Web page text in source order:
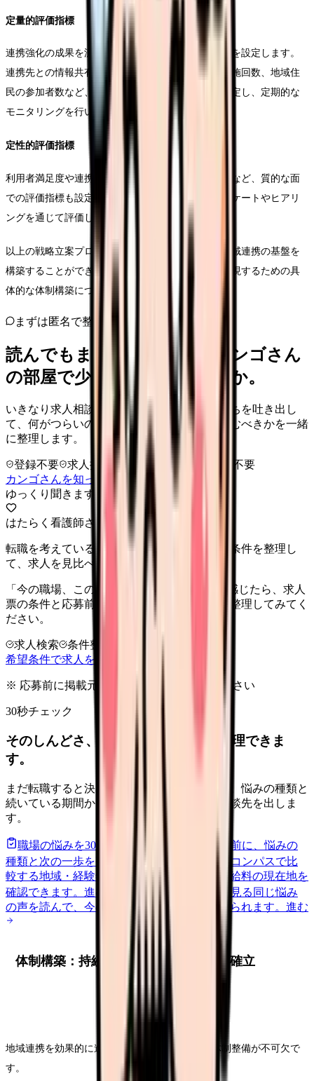
定量的評価指標
連携強化の成果を測定するための具体的な評価指標を設定します。
連携先との情報共有回数、合同カンファレンスの実施回数、地域住
民の参加者数など、数値として測定可能な指標を設定し、定期的な
モニタリングを行います。
定性的評価指標
利用者満足度や連携先からの評価、職員の意識変化など、質的な面
での評価指標も設定します。これらは定期的なアンケートやヒアリ
ングを通じて評価し、改善につなげていきます。
以上の戦略立案プロセスを通じて、実効性の高い地域連携の基盤を
構築することができます。次章では、この戦略を実現するための具
体的な体制構築について解説していきます。
まずは匿名で整理
読んでもまだ苦しいなら、カンゴさん
の部屋で少し話してみませんか。
いきなり求人相談には進みません。今の気持ちを吐き出し
て、何がつらいのか、辞めるべきか、少し休むべきかを一緒
に整理します。
登録不要 求人押し売りなし
病院名は入力不要
カンゴさんを知ってから相談する
ゆっくり聞きます
はたらく看護師さん 求人
転職を考えている看護師さんへ。まずは希望条件を整理し
て、求人を見比べられます。
「今の職場、このままでいいのかな...」そう感じたら、求人
票の条件と応募前に確認したい不安を分けて整理してみてく
ださい。
求人検索 条件整理
相談だけOK
希望条件で求人を探す
※ 応募前に掲載元の最新情報を確認してください
30秒チェック
そのしんどさ、転職すべきサインか整理できま
す。
まだ転職すると決めていなくても大丈夫です。悩みの種類と
続いている期間から、次に見るべき記事と相談先を出しま
す。
職場の悩みを30秒で診断
辞めるべきか迷う前に、悩みの
種類と次の一歩を整理します。
給料コンパスで比
較する地域・経験年数・施設形態から、今の給料の現在地を
確認できます。 進む 匿名掲示板で本音を見る 同じ悩み
の声を読んで、今の職場だけの問題か確かめられます。 進む
体制構築：持続可能な連携システムの確立
地域連携を効果的に進めるためには、施設内の体制整備が不可欠で
す。